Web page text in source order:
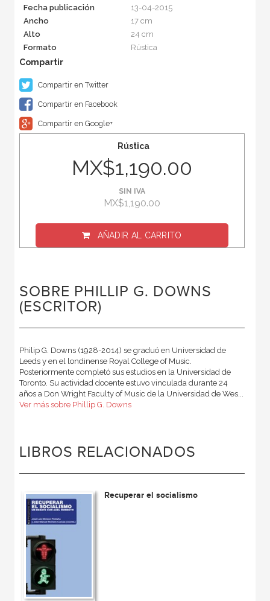
Fecha publicación
13-04-2015
Ancho
17 cm
Alto
24 cm
Formato
Rústica
Compartir en Twitter
Compartir en Facebook
Compartir en Google+
Rústica
MX$1,190.00
SIN IVA
MX$1,190.00
AÑADIR AL CARRITO
SOBRE PHILLIP G. DOWNS
(ESCRITOR)
Philip G. Downs (1928-2014) se graduó en Universidad de
Leeds y en el londinense Royal College of Music.
Posteriormente completó sus estudios en la Universidad de
Toronto. Su actividad docente estuvo vinculada durante 24
años a Don Wright Faculty of Music de la Universidad de Wes...
Ver más sobre Phillip G. Downs
LIBROS RELACIONADOS
Recuperar el socialismo